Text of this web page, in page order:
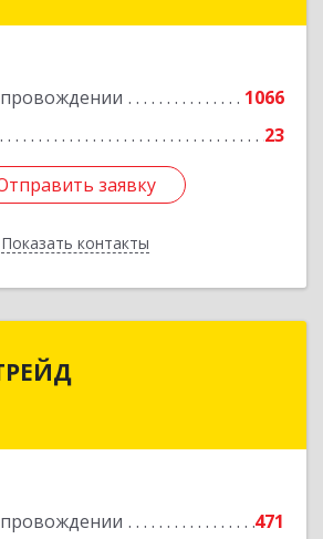
1066
23
заявку
Показать контакты
заявку
Назад
471
Респ, Грозный г, Полярников